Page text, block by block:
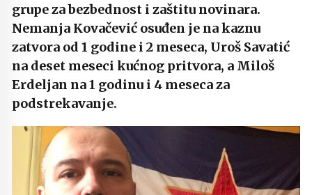
grupe za bezbednost i zaštitu novinara.
Nemanja Kovačević osuđen je na kaznu
zatvora od 1 godine i 2 meseca, Uroš Savatić
na deset meseci kućnog pritvora, a Miloš
Erdeljan na 1 godinu i 4 meseca za
podstrekavanje.